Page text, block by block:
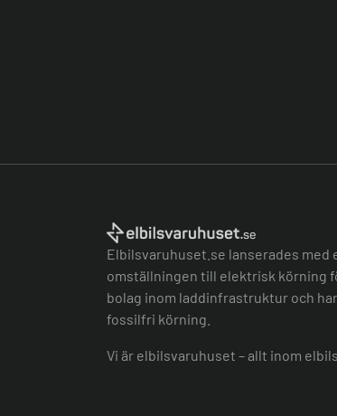
Elbilsvaruhuset.se lanserades
omställningen till elektrisk körning
bolag inom laddinfrastruktur och
fossilfri körning.
Vi är elbilsvaruhuset – allt inom